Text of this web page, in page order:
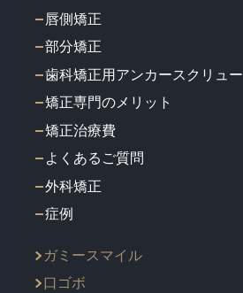
唇側矯正
部分矯正
歯科矯正用アンカースクリュー
矯正専門のメリット
矯正治療費
よくあるご質問
外科矯正
症例
ガミースマイル
口ゴボ